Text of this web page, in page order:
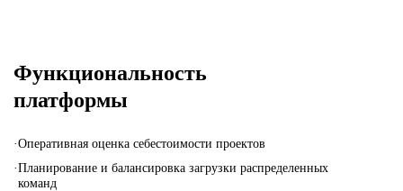
Функциональность
платформы
·Оперативная оценка себестоимости проектов
·Планирование и балансировка загрузки распределенных
команд